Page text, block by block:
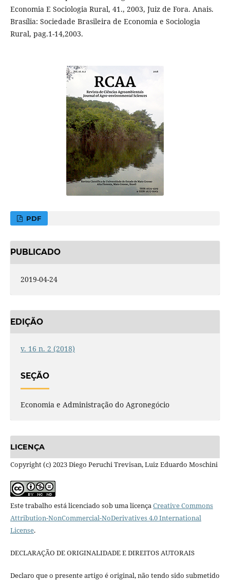
Economia E Sociologia Rural, 41., 2003, Juiz de Fora. Anais.
Brasília: Sociedade Brasileira de Economia e Sociologia
Rural, pag.1-14,2003.
PDF
PUBLICADO
2019-04-24
EDIÇÃO
v. 16 n. 2 (2018)
SEÇÃO
Economia e Administração do Agronegócio
LICENÇA
Copyright (c) 2023 Diego Peruchi Trevisan, Luiz Eduardo Moschini
Este trabalho está licenciado sob uma licençaCreative Commons
Attribution-NonCommercial-NoDerivatives 4.0 International
License.
DECLARAÇÃO DE ORIGINALIDADE E DIREITOS AUTORAIS
Declaro que o presente artigo é original, não tendo sido submetido